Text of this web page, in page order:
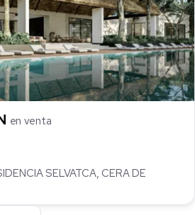
en venta
SELVATCA, CERA DE